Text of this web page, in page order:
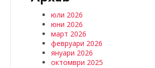
юли 2026
юни 2026
март 2026
февруари 2026
януари 2026
октомври 2025